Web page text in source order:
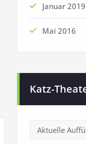
Januar 2019
Mai 2016
Katz-
Aktuelle